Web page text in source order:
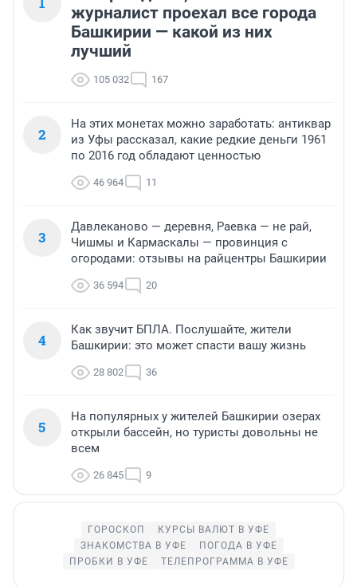
журналист проехал все города
Башкирии — какой из них
лучший
105 032 167
2
На этих монетах можно заработать: антиквар
из Уфы рассказал, какие редкие деньги 1961
по 2016 год обладают ценностью
46 964 11
3
Давлеканово — деревня, Раевка — не рай,
Чишмы и Кармаскалы — провинция с
огородами: отзывы на райцентры Башкирии
36 594 20
4
Как звучит БПЛА. Послушайте, жители
Башкирии: это может спасти вашу жизнь
28 802 36
5
На популярных у жителей Башкирии озерах
открыли бассейн, но туристы довольны не
всем
26 845 9
ГОРОСКОП
КУРСЫ ВАЛЮТ В УФЕ
ЗНАКОМСТВА В УФЕ
ПОГОДА В УФЕ
ПРОБКИ В УФЕ
ТЕЛЕПРОГРАММА В УФЕ